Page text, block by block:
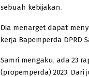
sebuah kebijakan.
Dia menarget dapat
kerja Bapemperda DPRD
Samri mengaku, ada 23
(propemperda) 2023.